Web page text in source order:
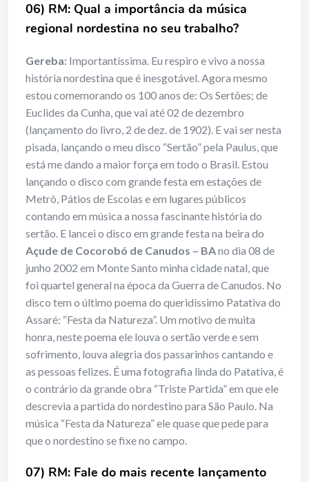
06) RM: Qual a importância da música
regional nordestina no seu trabalho?
Gereba: Importantíssima. Eu respiro e vivo a nossa
história nordestina que é inesgotável. Agora mesmo
estou comemorando os 100 anos de: Os Sertões; de
Euclides da Cunha, que vai até 02 de dezembro
(lançamento do livro, 2 de dez. de 1902). E vai ser nesta
pisada, lançando o meu disco “Sertão” pela Paulus, que
está me dando a maior força em todo o Brasil. Estou
lançando o disco com grande festa em estações de
Metrô, Pátios de Escolas e em lugares públicos
contando em música a nossa fascinante história do
sertão. E lancei o disco em grande festa na beira do
Açude de Cocorobó de Canudos – BAno dia 08 de
junho 2002 em Monte Santo minha cidade natal, que
foi quartel general na época da Guerra de Canudos. No
disco tem o último poema do queridíssimo Patativa do
Assaré: “Festa da Natureza”. Um motivo de muita
honra, neste poema ele louva o sertão verde e sem
sofrimento, louva alegria dos passarinhos cantando e
as pessoas felizes. É uma fotografia linda do Patativa, é
o contrário da grande obra “Triste Partida” em que ele
descrevia a partida do nordestino para São Paulo. Na
música “Festa da Natureza” ele quase que pede para
que o nordestino se fixe no campo.
07) RM: Fale do mais recente lançamento